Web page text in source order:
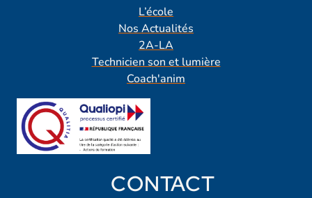
L’école
Nos Actualités
2A-LA
Technicien son et lumière
Coach'anim
CONTACT